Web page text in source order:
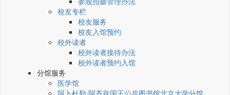
校友专栏
校友服务
校友入馆预约
校外读者
校外读者接待办法
校外读者预约入馆
分馆服务
医学馆